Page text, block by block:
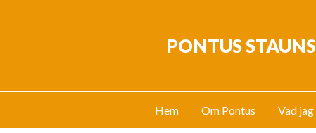
PONTUS
Hem Om Pontus Vad